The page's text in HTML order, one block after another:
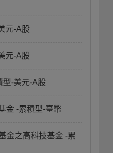
元-A股
元-A股
型-美元-A股
金 -累積型-臺幣
金之高科技基金 -累